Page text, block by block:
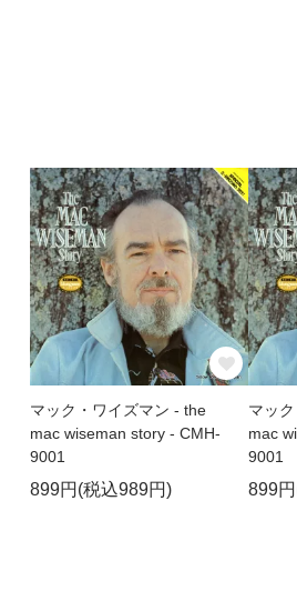
マック・ワイズマン - the
mac wiseman story - CMH-
9001
899円(税込989円)
マッ
mac
9001
899